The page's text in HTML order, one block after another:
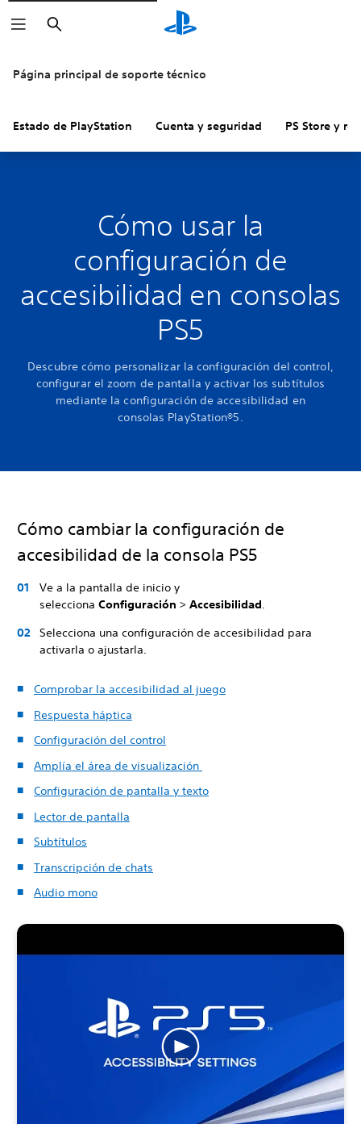
Buscar
Página principal de soporte técnico
Estado de PlayStation Cuenta y seguridad PS Store y
Cómo usar la
configuración de
accesibilidad en consolas
PS5
Descubre cómo personalizar la configuración del control,
configurar el zoom de pantalla y activar los subtítulos
mediante la configuración de accesibilidad en
consolas PlayStation®5.
Cómo cambiar la configuración de
accesibilidad de la consola PS5
Ve a la pantalla de inicio y
selecciona Configuración > Accesibilidad.
Selecciona una configuración de accesibilidad para
activarla o ajustarla.
Comprobar la accesibilidad al juego
Respuesta háptica
Configuración del control
Amplía el área de visualización
Configuración de pantalla y texto
Lector de pantalla
Subtítulos
Transcripción de chats
Audio mono